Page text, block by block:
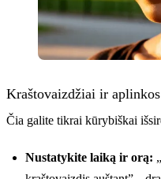
Kraštovaizdžiai ir aplinkos
Čia galite tikrai kūrybiškai
Nustatykite laiką ir orą: